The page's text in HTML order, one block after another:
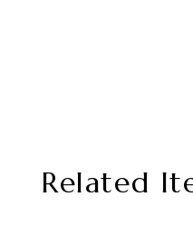
Related